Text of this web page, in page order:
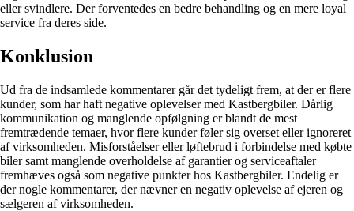
eller svindlere. Der forventedes en bedre behandling og en mere loyal
service fra deres side.
Konklusion
Ud fra de indsamlede kommentarer går det tydeligt frem, at der er flere
kunder, som har haft negative oplevelser med Kastbergbiler. Dårlig
kommunikation og manglende opfølgning er blandt de mest
fremtrædende temaer, hvor flere kunder føler sig overset eller ignoreret
af virksomheden. Misforståelser eller løftebrud i forbindelse med købte
biler samt manglende overholdelse af garantier og serviceaftaler
fremhæves også som negative punkter hos Kastbergbiler. Endelig er
der nogle kommentarer, der nævner en negativ oplevelse af ejeren og
sælgeren af virksomheden.